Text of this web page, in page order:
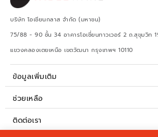
บริษัท โอเชียนกลาส จำกัด (มหาชน)
75/88 - 90 ชั้น 34 อาคารโอเชี่ยนทาวเวอร์ 2 ถ.สุขุมวิท
แขวงคลองเตยเหนือ เขตวัฒนา กรุงเทพฯ 10110
ข้อมูลเพิ่มเติม
ช่วยเหลือ
ติดต่อเรา